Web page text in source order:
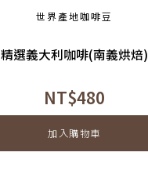
世界產地咖啡豆
精選義大利咖啡(南義烘焙)
NT$480
加入購物車